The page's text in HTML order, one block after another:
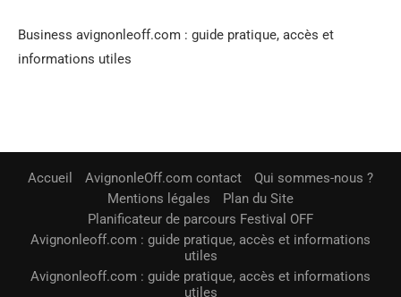
Business avignonleoff.com : guide pratique, accès et
informations utiles
Accueil AvignonleOff.com contact
Qui sommes-nous ?
Mentions légales
Plan du Site
Planificateur de parcours Festival OFF
Avignonleoff.com : guide pratique, accès et informations
utiles
Avignonleoff.com : guide pratique, accès et informations
utiles